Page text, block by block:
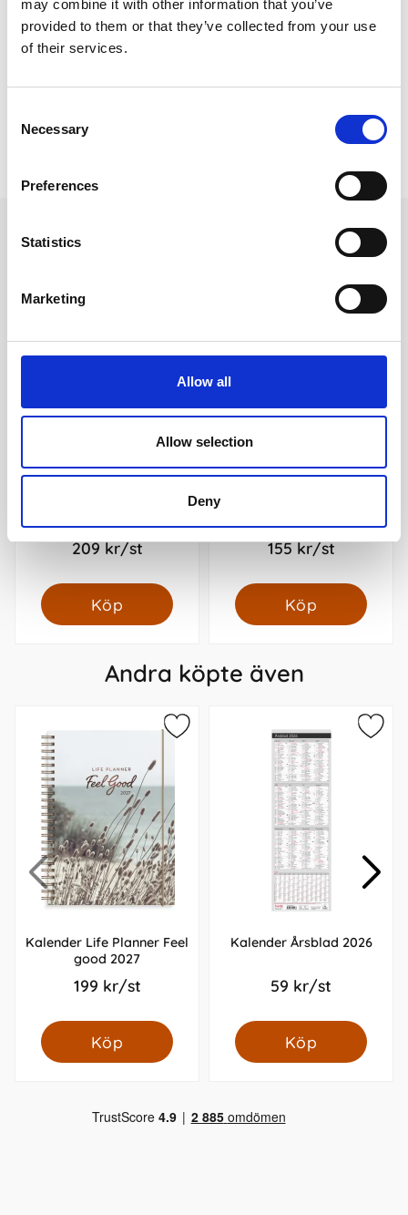
may combine it with other information that you’ve
provided to them or that they’ve collected from your use
of their services.
Selection
Necessary
Preferences
Statistics
Marketing
Allow all
Allow selection
Deny
Kalendrar & almanackor för 2027 /Veckokalender
Kalendrar & almanackor för 2027 /
Prishistorik
Lägsta pris senaste 30 dagarna är 199 kr (2026-08-09)
209 kr/st
Köp
155 kr/st
Köp
Andra köpte även
Kalender Life Planner Feel
good 2027
199 kr/st
Köp
Kalender Årsblad 2026
59 kr/st
Köp